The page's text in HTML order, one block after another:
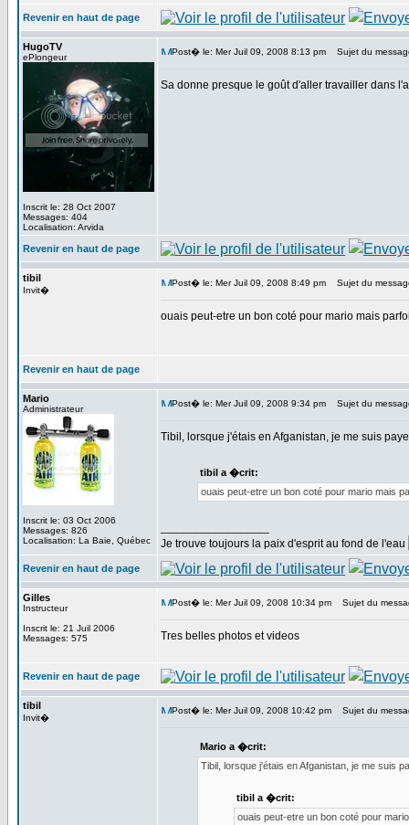
Revenir en haut de page
HugoTV
ePlongeur
Inscrit le: 28 Oct 2007
Messages: 404
Localisation: Arvida
Post� le: Mer Juil 09, 2008 8:13 pm Sujet du
Sa donne presque le goût d'aller travailler dans
Revenir en haut de page
tibil
Invit�
Post� le: Mer Juil 09, 2008 8:49 pm Sujet du
ouais peut-etre un bon coté pour mario mais
Revenir en haut de page
Mario
Administrateur
Inscrit le: 03 Oct 2006
Messages: 826
Localisation: La Baie, Québec
Post� le: Mer Juil 09, 2008 9:34 pm Sujet du
Tibil, lorsque j'étais en Afganistan, je me suis
tibil a �crit:
ouais peut-etre un bon coté pour mario mais
Je trouve toujours la paix d'esprit au fond de l'eau
Revenir en haut de page
Gilles
Instructeur
Inscrit le: 21 Juil 2006
Messages: 575
Post� le: Mer Juil 09, 2008 10:34 pm Sujet du
Tres belles photos et videos
Revenir en haut de page
tibil
Invit�
Post� le: Mer Juil 09, 2008 10:42 pm Sujet du
Mario a �crit:
Tibil, lorsque j'étais en Afganistan, je me suis
tibil a �crit:
ouais peut-etre un bon coté pour